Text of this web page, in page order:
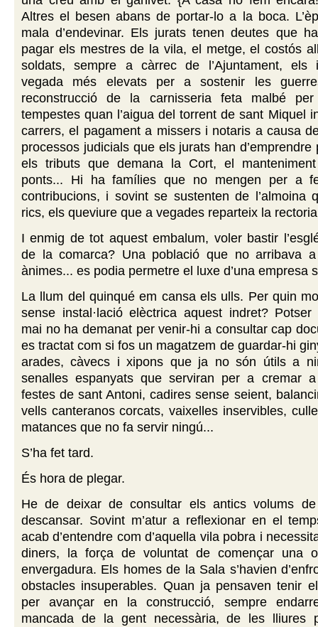
Altres el besen abans de portar-lo a la boca.
mala d’endevinar. Els jurats tenen deutes que
pagar els mestres de la vila, el metge, el costós
soldats, sempre a càrrec de l’Ajuntament, els
vegada més elevats per a sostenir les
reconstrucció de la carnisseria feta malbé
tempestes quan l’aigua del torrent de sant Miquel
carrers, el pagament a missers i notaris a causa
processos judicials que els jurats han d’emprendre
els tributs que demana la Cort, el
ponts... Hi ha famílies que no mengen per a
contribucions, i sovint se sustenten de l’almoina
rics, els queviure que a vegades reparteix la
I enmig de tot aquest embalum, voler bastir
de la comarca? Una població que no arribava
ànimes... es podia permetre el luxe d’una empresa
La llum del quinqué em cansa els ulls. Per quin
sense instal·lació elèctrica aquest indret?
mai no ha demanat per venir-hi a consultar cap
es tractat com si fos un magatzem de guardar-hi
arades, càvecs i xipons que ja no són útils a
senalles espanyats que serviran per a cremar
festes de sant Antoni, cadires sense seient,
vells canteranos corcats, vaixelles inservibles,
matances que no fa servir ningú...
S’ha fet tard.
És hora de plegar.
He de deixar de consultar els antics volums
descansar. Sovint m’atur a reflexionar en el
acab d’entendre com d’aquella vila pobra i
diners, la força de voluntat de començar una
envergadura. Els homes de la Sala s’havien
obstacles insuperables. Quan ja pensaven tenir
per avançar en la construcció, sempre
mancada de la gent necessària, de les lliures